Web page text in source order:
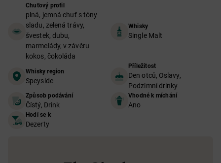
Chuťový profil
plná, jemná chuť s tóny
sladu, zelená trávy,
švestek, dubu,
marmelády, v závěru
kokos, čokoláda
Whisky
Single Malt
Whisky region
Speyside
Příležitost
Den otců, Oslavy,
Podzimní drinky
Způsob podávání
Čístý, Drink
Vhodné k míchání
Ano
Hodí se k
Dezerty